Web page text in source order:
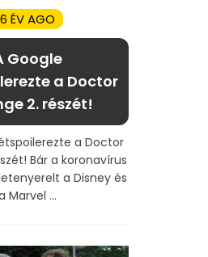
6 ÉV AGO
Google
a Doctor
2. részét!
a Doctor
Bár a koronavírus
a Disney és
Marvel ...